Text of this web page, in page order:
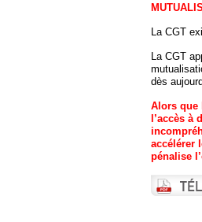
La CGT
La CGT
dès
Alors que
l’accès
accélérer
pénalise